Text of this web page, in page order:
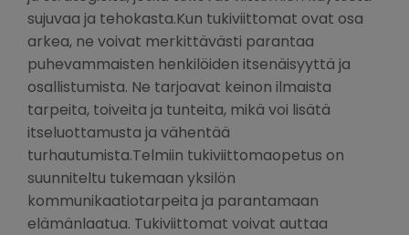
sujuvaa ja tehokasta.Kun tukiviittomat ovat osa
arkea, ne voivat merkittävästi parantaa
puhevammaisten henkilöiden itsenäisyyttä ja
osallistumista. Ne tarjoavat keinon ilmaista
tarpeita, toiveita ja tunteita, mikä voi lisätä
itseluottamusta ja vähentää
turhautumista.Telmiin tukiviittomaopetus on
suunniteltu tukemaan yksilön
kommunikaatiotarpeita ja parantamaan
elämänlaatua. Tukiviittomat voivat auttaa